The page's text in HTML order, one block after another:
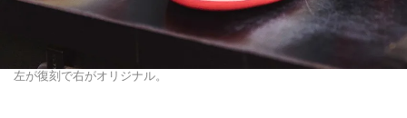
左が復刻で右がオリジナル。